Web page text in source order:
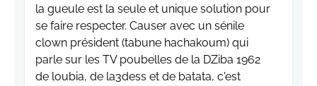
la gueule est la seule et unique solution pour
se faire respecter. Causer avec un sénile
clown président (tabune hachakoum) qui
parle sur les TV poubelles de la DZiba 1962
de loubia, de la3dess et de batata, c'est